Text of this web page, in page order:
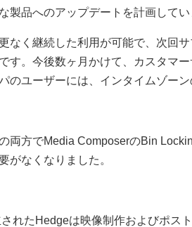
製品へのアップデートを計画してい
なく継続した利用が可能で、次回
す。今後数ヶ月かけて、カスタマ
のユーザーには、インタイムゾーン
両方でMedia ComposerのBin
がなくなりました。
れたHedgeは映像制作およびポス